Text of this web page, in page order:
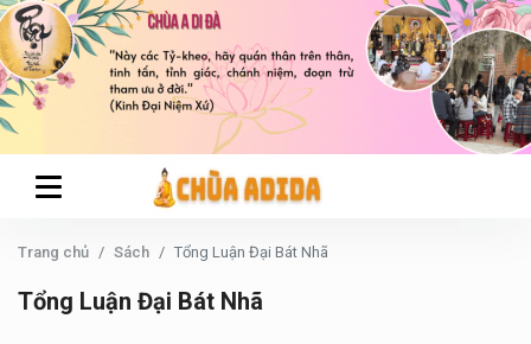
Trang chủ Sách Tổng Luận Đại Bát Nhã
Tổng Luận Đại Bát Nhã